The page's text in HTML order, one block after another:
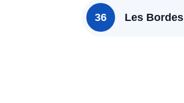
36 Les Bordes